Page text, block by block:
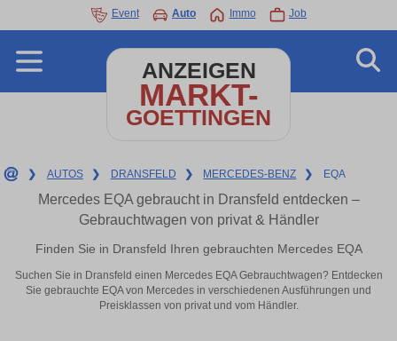
Event Auto Immo Job
ANZEIGEN
MARKT-
GOETTINGEN
❯ AUTOS ❯ DRANSFELD ❯ MERCEDES-BENZ ❯ EQA
Mercedes EQA gebraucht in Dransfeld entdecken –
Gebrauchtwagen von privat & Händler
Finden Sie in Dransfeld Ihren gebrauchten Mercedes EQA
Suchen Sie in Dransfeld einen Mercedes EQA Gebrauchtwagen? Entdecken
Sie gebrauchte EQA von Mercedes in verschiedenen Ausführungen und
Preisklassen von privat und vom Händler.